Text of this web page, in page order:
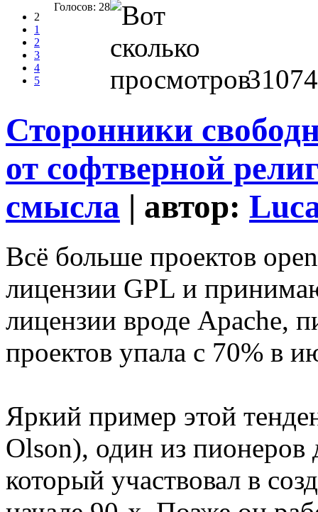
2
1
2
3
4
5
Голосов: 28
31074
Сторонники
от софтверной
смысла | автор:
Всё больше проектов
лицензии GPL и
лицензии вроде Apache,
проектов упала с 70% в
Яркий пример этой
Olson), один из пионеров
который участвовал в